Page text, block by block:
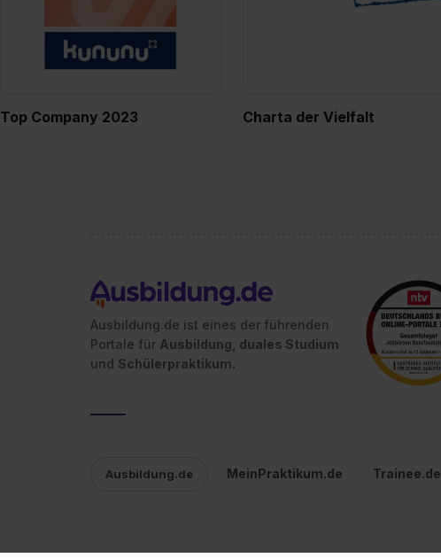
Top Company 2023 Charta der Vielfalt
Ausbildung.de ist eines der führenden
Portale für Ausbildung, duales Studium
und Schülerpraktikum.
Ausbildung.de MeinPraktikum.de Trainee.de